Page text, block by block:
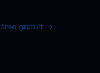
gratuit